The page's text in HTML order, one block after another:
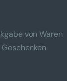
von Waren